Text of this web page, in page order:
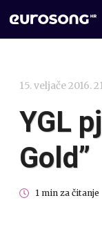
15. veljače 2016.
YGL
Gold”
1 min za čitanje